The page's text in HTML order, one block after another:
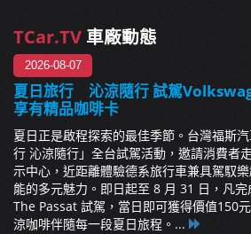
TCar.TV 車廠動態
2026-08-07
夏日旅行 沁涼隨行 試駕
享有精品咖啡卡
夏日正是啟程探索的最佳季節。台灣福斯
行 沁涼隨行」全台試駕活動，邀請消費者
示中心，近距離體驗德系旅行車兼具駕馭
能的多元魅力。即日起至 8 月 31 日，凡
The Passat 試駕，當日即可獲得價值150
涼咖啡伴隨每一段夏日旅程。...